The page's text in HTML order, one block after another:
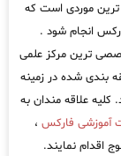
ترین موردی است که
انجام شود .
ترین مرکز علمی
بندی شده در زمینه
کلیه علاقه مندان به
آموزشی فارکس ،
اقدام نمایند.